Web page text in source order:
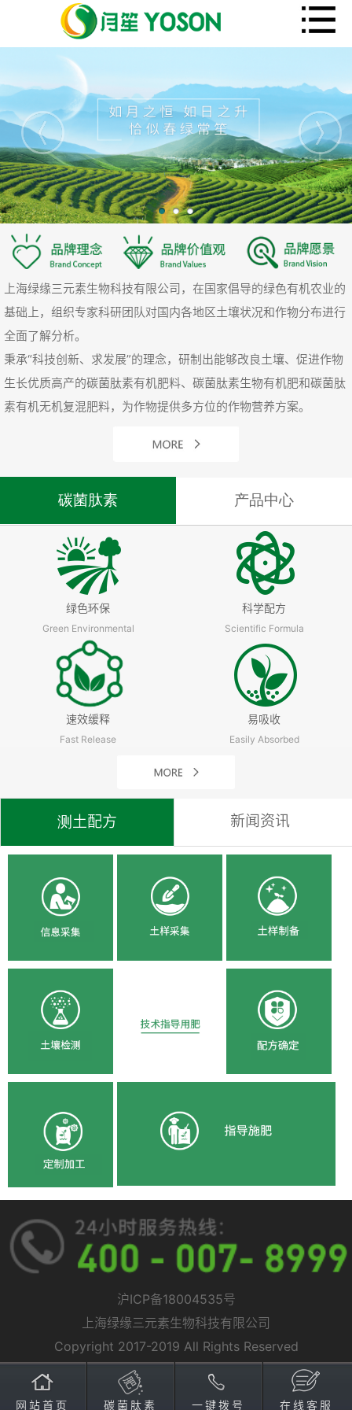
上海绿缘三元素生物科技有限公司，在国家倡导的绿色有机农业的
基础上，组织专家科研团队对国内各地区土壤状况和作物分布进行
全面了解分析。
秉承“科技创新、求发展”的理念，研制出能够改良土壤、促进作物
生长优质高产的碳菌肽素有机肥料、碳菌肽素生物有机肥和碳菌肽
素有机无机复混肥料，为作物提供多方位的作物营养方案。
碳菌肽素 产品中心
绿色环保
Green Environmental
科学配方
Scientific Formula
速效缓释
Fast Release
易吸收
Easily Absorbed
测土配方 新闻资讯
沪ICP备18004535号
上海绿缘三元素生物科技有限公司
Copyright 2017-2019 All Rights Reserved
网站首页 碳菌肽素 一键拨号 在线客服